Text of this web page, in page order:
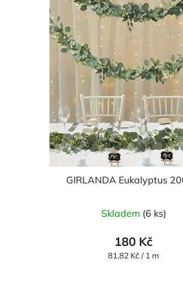
GIRLANDA Eukalyptus
Skladem (6 ks)
180 Kč
Měrná
81,82 Kč / 1 m